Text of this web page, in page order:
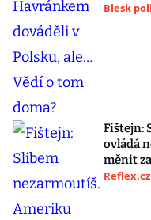
Blesk
Fištejn:
ovládá
měnit
Reflex.cz